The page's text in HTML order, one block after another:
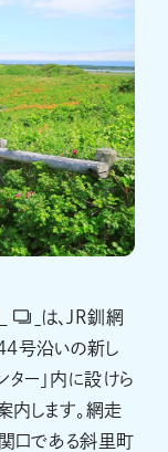
は、JR釧網
号沿いの新し
ター」内に設けら
内します。網走
口である斜里町